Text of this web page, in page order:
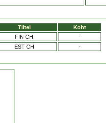
Tiitel
Koht
FIN CH
-
EST CH -